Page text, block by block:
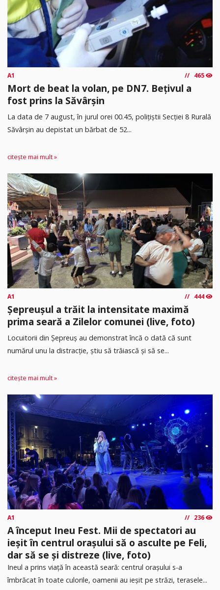
A1 465
Mort de beat la volan, pe DN7. Bețivul a
fost prins la Săvârșin
​La data de 7 august, în jurul orei 00.45, polițiștii Secției 8 Rurală
Săvârșin au depistat un bărbat de 52...
citește mai mult »
A1 444
Șepreușul a trăit la intensitate maximă
prima seară a Zilelor comunei (live, foto)
Locuitorii din Șepreuș au demonstrat încă o dată că sunt
numărul unu la distracție, știu să trăiască și să se...
citește mai mult »
A1 236
A început Ineu Fest. Mii de spectatori au
ieșit în centrul orașului să o asculte pe Feli,
dar să se și distreze (live, foto)
Ineul a prins viață în această seară: centrul orașului s-a
îmbrăcat în toate culorile, oamenii au ieșit pe străzi, terasele...